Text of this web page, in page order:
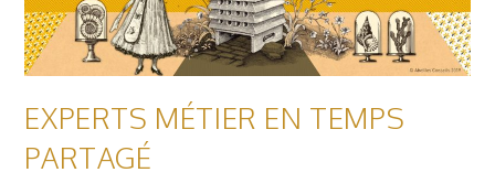
EXPERTS MÉTIER EN TEMPS
PARTAGÉ